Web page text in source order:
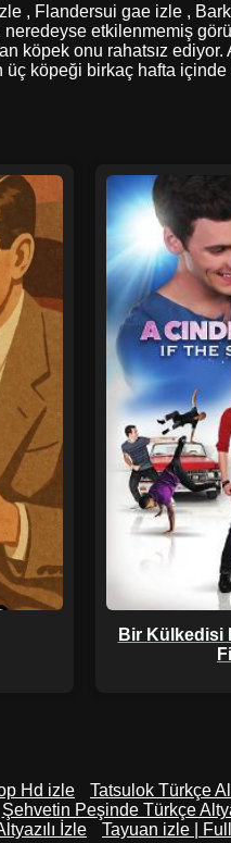
, Flandersui gae izle ,
neredeyse etkilenmemiş
köpek onu rahatsız
köpeği birkaç hafta
Bir Külkedisi
Hd izle Tatsulok Türkçe
Şehvetin Peşinde Türkçe
İzle
Tayuan izle |